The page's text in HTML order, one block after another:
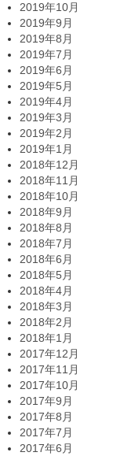
2019年10月
2019年9月
2019年8月
2019年7月
2019年6月
2019年5月
2019年4月
2019年3月
2019年2月
2019年1月
2018年12月
2018年11月
2018年10月
2018年9月
2018年8月
2018年7月
2018年6月
2018年5月
2018年4月
2018年3月
2018年2月
2018年1月
2017年12月
2017年11月
2017年10月
2017年9月
2017年8月
2017年7月
2017年6月